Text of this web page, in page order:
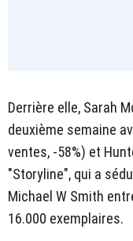
Derrière elle, Sarah
deuxième semaine
ventes, -58%) et
"Storyline", qui a
Michael W Smith
16.000 exemplaires.